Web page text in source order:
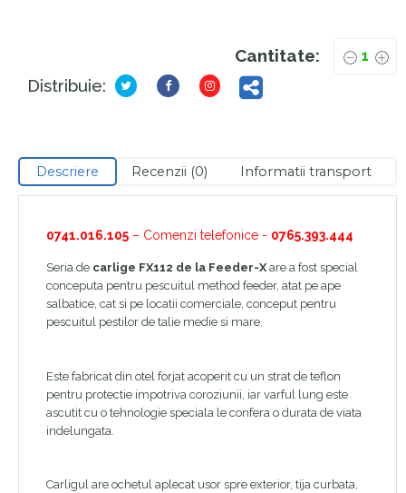
Cantitate:
Distribuie:
Descriere Recenzii (0) Informatii transport
0741.016.105 – Comenzi telefonice - 0765.393.444
Seria de carlige FX112 de la Feeder-Xare a fost special
conceputa pentru pescuitul method feeder, atat pe ape
salbatice, cat si pe locatii comerciale, conceput pentru
pescuitul pestilor de talie medie si mare.
Este fabricat din otel forjat acoperit cu un strat de teflon
pentru protectie impotriva coroziunii, iar varful lung este
ascutit cu o tehnologie speciala le confera o durata de viata
indelungata.
Carligul are ochetul aplecat usor spre exterior, tija curbata,